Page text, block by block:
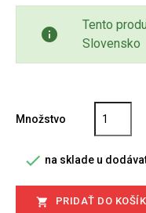
info
Tento
Slovensko
Množstvo
 na sklade u
 PRIDAŤ DO